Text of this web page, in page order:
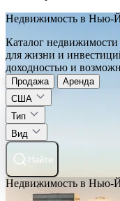
Недвижимость в Нью-
Каталог
для жизни и
доходностью и
Продажа
Аренда
США
Тип
Вид
Найти
Недвижимость в Нью-